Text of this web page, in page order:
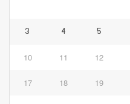
3 4 5
10 11 12
17 18 19